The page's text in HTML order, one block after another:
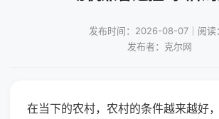
发布时间：2026-08-07｜阅读
发布者：克尔网
在当下的农村，农村的条件越来越好